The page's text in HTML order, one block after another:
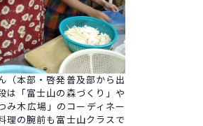
（本部・啓発普及部から出
は「富士山の森づくり」や
み木広場」のコーディネー
理の腕前も富士山クラスで